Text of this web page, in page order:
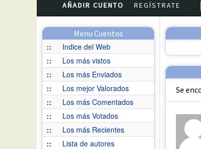
AÑADIR CUENTO REGÍSTRATE
Menu Cuentos
::
Indice del Web
::
Los más vistos
::
Los más Enviados
::
Los mejor Valorados
::
Los más Comentados
::
Los más Votados
::
Los más Recientes
::
Lista de autores
Se